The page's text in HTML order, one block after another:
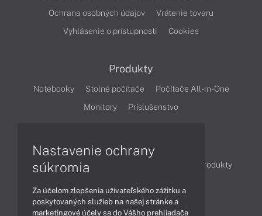
Ochrana osobných údajov
Vrátenie tovaru
Vyhlásenie o prístupnosti
Cookies
Produkty
Notebooky Stolné počítače
Počítače All-in-One
Monitory
Príslušenstvo
Články
Obchodné informácie
Produkty
Nastavenie ochrany
súkromia
Za účelom zlepšenia užívateľského zážitku a
poskytovaných služieb na našej stránke a
marketingové účely sa do Vášho prehliadača